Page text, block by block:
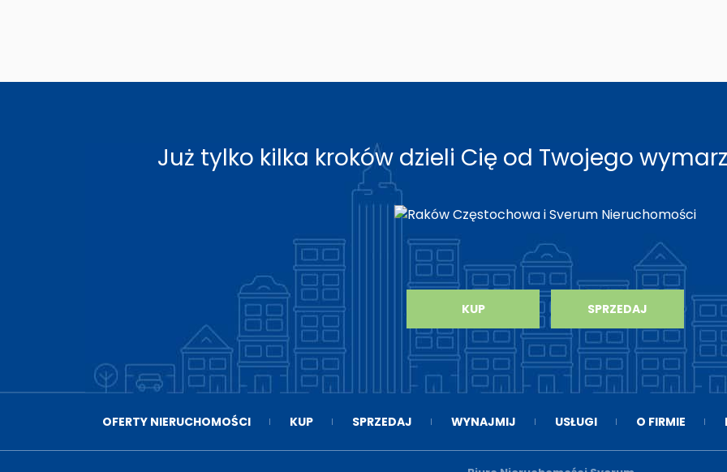
Już tylko kilka kroków dzieli Cię od Twojego
KUP SPRZEDAJ
OFERTY NIERUCHOMOŚCI KUP SPRZEDAJ WYNAJMIJ USŁUGI O FIRMIE